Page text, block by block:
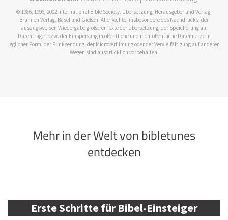
© 1986, 1996, 2002 International Bible Society. Übersetzung, Herausgeber und Verlag:
Brunnen Verlag, Basel und Gießen. Alle Rechte, insbesondere des Nachdrucks, der
auszugsweisen Wiedergabe größerer Texte der Übersetzung, der Speicherung auf
Datenträger bzw. der Einspeisung in öffentliche und nichtöffentliche Datennetze in
jeglicher Form, der Funksendung, der Microverfilmung oder der Vervielfältigung auf anderen
Wegen sind ausdrücklich vorbehalten.
Mehr in der Welt von bibletunes
entdecken
Erste Schritte für Bibel-Einsteiger